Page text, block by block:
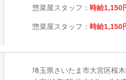
惣菜屋スタッフ： 時給1,150
惣菜屋スタッフ： 時給1,150
埼玉県さいたま市大宮区桜